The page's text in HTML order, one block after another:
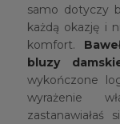
samo dotyczy
każdą okazję i
komfort.
bluzy
wykończone
wyrażenie